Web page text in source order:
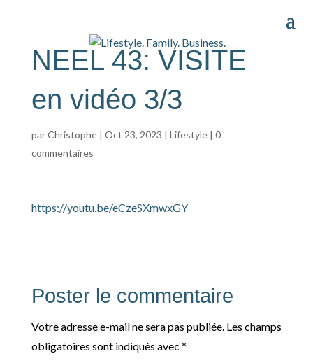
NEEL 43: VISITE
en vidéo 3/3
parChristophe| Oct 23, 2023 | Lifestyle| 0
commentaires
https://youtu.be/eCzeSXmwxGY
Poster le commentaire
Votre adresse e-mail ne sera pas publiée. Les champs
obligatoires sont indiqués avec *